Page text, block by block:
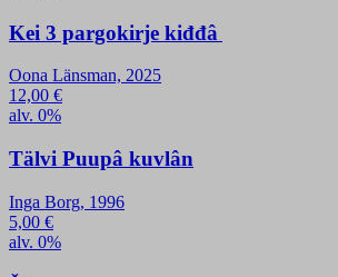
Kei 3 pargokirje kiđđâ
Oona Länsman, 2025
12,00 €
alv. 0%
Tälvi Puupâ kuvlân
Inga Borg, 1996
5,00 €
alv. 0%